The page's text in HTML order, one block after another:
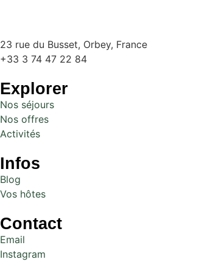
23 rue du Busset, Orbey, France
+33 3 74 47 22 84
Explorer
Nos séjours
Nos offres
Activités
Infos
Blog
Vos hôtes
Contact
Email
Instagram